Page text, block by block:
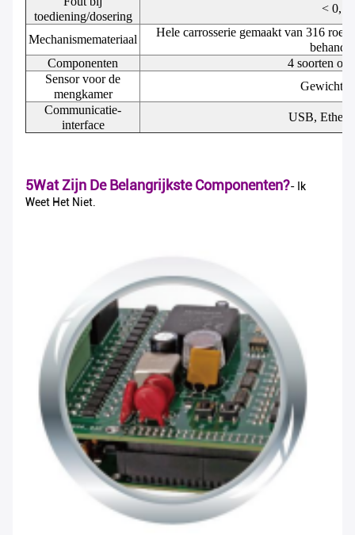
toediening/dosering
<
Mechanismemateriaal
Hele carrosserie gemaakt van 316
Componenten
4 soorten
Sensor voor de
mengkamer
Communicatie-
interface
USB,
5Wat Zijn De Belangrijkste Componenten?- Ik
Weet Het Niet.